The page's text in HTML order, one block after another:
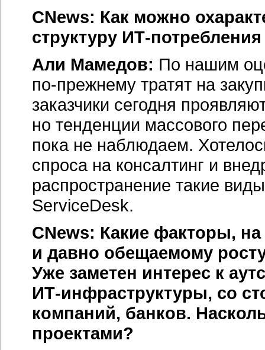
CNews: Как можно
структуру ИТ-потребления
Али Мамедов: По нашим
по-прежнему тратят на
заказчики сегодня
но тенденции массового
пока не наблюдаем.
спроса на консалтинг и
распространение такие
ServiceDesk.
CNews: Какие факторы,
и давно обещаемому
Уже заметен интерес к
ИТ-инфраструктуры, со
компаний, банков.
проектами?